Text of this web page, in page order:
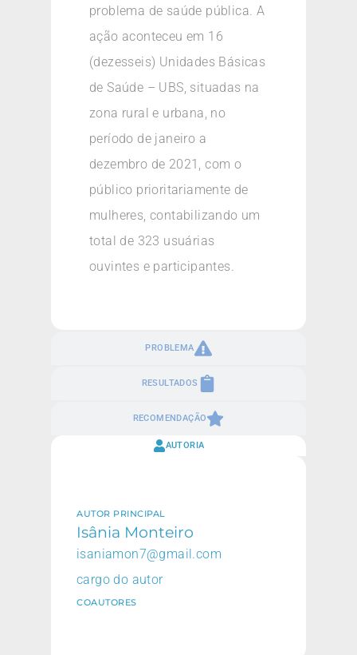
PROBLEMA
RESULTADOS
RECOMENDAÇÃO
problema de saúde pública. A
ação aconteceu em 16
(dezesseis) Unidades Básicas
de Saúde – UBS, situadas na
zona rural e urbana, no
período de janeiro a
dezembro de 2021, com o
público prioritariamente de
mulheres, contabilizando um
total de 323 usuárias
ouvintes e participantes.
AUTORIA
AUTOR PRINCIPAL
Isânia Monteiro
isaniamon7@gmail.com
cargo do autor
COAUTORES